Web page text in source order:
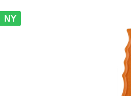
NY